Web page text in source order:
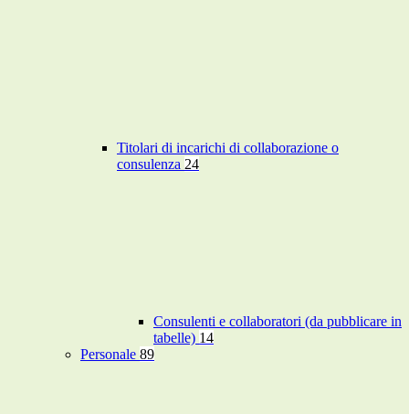
Titolari di incarichi di collaborazione o
consulenza 24
Consulenti e collaboratori (da pubblicare in
tabelle) 14
Personale 89